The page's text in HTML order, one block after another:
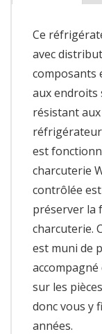
Ce
avec
composants
aux endroits
résistant
est
charcuterie
contrôlée
préserver la
charcuterie.
est muni de
sur les
donc vous y
années.